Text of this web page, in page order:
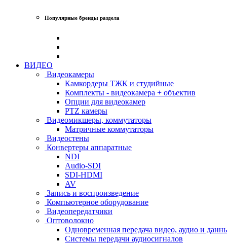
Популярные бренды раздела
ВИДЕО
Видеокамеры
Камкордеры ТЖК и студийные
Комплекты - видеокамера + объектив
Опции для видеокамер
PTZ камеры
Видеомикшеры, коммутаторы
Матричные коммутаторы
Видеостены
Конвертеры аппаратные
NDI
Audio-SDI
SDI-HDMI
AV
Запись и воспроизведение
Компьютерное оборудование
Видеопередатчики
Оптоволокно
Одновременная передача видео, аудио и
Системы передачи аудиосигналов